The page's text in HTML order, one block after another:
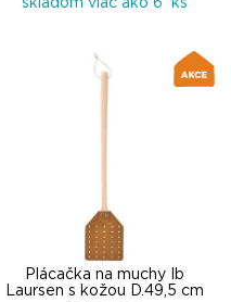
skladom viac ako 6 ks
Plácačka na muchy Ib
Laursen s kožou D.49,5 cm